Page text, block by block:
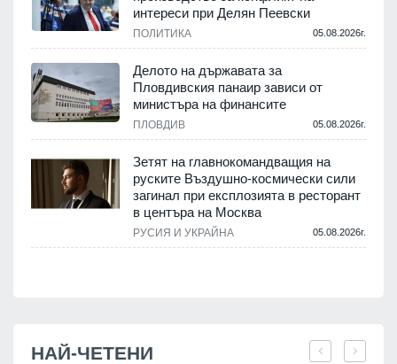
интереси при Делян Пеевски
ПОЛИТИКА 05.08.2026г.
Делото на държавата за
Пловдивския панаир зависи от
министъра на финансите
ПЛОВДИВ 05.08.2026г.
Зетят на главнокомандващия на
руските Въздушно-космически сили
загинал при експлозията в ресторант
в центъра на Москва
РУСИЯ И УКРАЙНА 05.08.2026г.
НАЙ-ЧЕТЕНИ